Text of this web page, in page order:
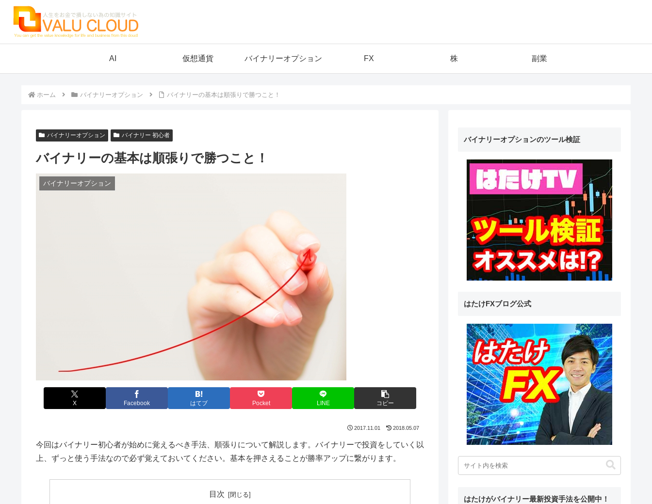
AI 仮想通貨 バイナリーオプション FX 株 副業
ホーム バイナリーオプション バイナリーの基本は順張りで勝つこと！
バイナリーオプション バイナリー 初心者
バイナリーの基本は順張りで勝つこと！
バイナリーオプション
X Facebook はてブ Pocket LINE コピー
2017.11.01 2018.05.07
今回はバイナリー初心者が始めに覚えるべき手法、順張りについて解説します。バイナリーで投資をしていく以
上、ずっと使う手法なので必ず覚えておいてください。基本を押さえることが勝率アップに繋がります。
目次
バイナリーオプションのツール検証
はたけFXブログ公式
はたけがバイナリー最新投資手法を公開中！